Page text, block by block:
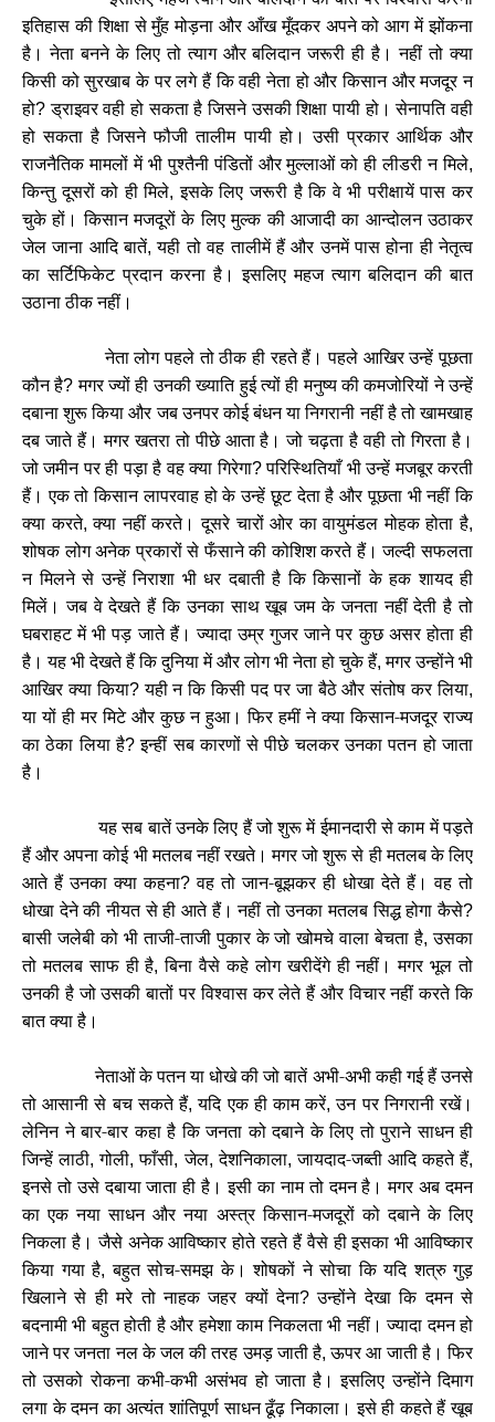
इतिहास की शिक्षा से मुँह मोड़ना और आँख मूँदकर अपने को आग में झोंकना
है। नेता बनने के लिए तो त्याग और बलिदान जरूरी ही है। नहीं तो क्या
किसी को सुरखाब के पर लगे हैं कि वही नेता हो और किसान और मजदूर न
हो?ड्राइवर वही हो सकता है जिसने उसकी शिक्षा पायी हो। सेनापति वही
हो सकता है जिसने फौजी तालीम पायी हो। उसी प्रकार आर्थिक और
राजनैतिक मामलों में भी पुश्तैनी पंडितों और मुल्लाओं को ही लीडरी न मिले,
किन्तु दूसरों को ही मिले,इसके लिए जरूरी है कि वे भी परीक्षायें पास कर
चुके हों। किसान मजदूरों के लिए मुल्क की आजादी का आन्दोलन उठाकर
जेल जाना आदि बातें,यही तो वह तालीमें हैं और उनमें पास होना ही नेतृत्व
का सर्टिफिकेट प्रदान करना है। इसलिए महज त्याग बलिदान की बात
उठाना ठीक नहीं।
नेता लोग पहले तो ठीक ही रहते हैं। पहले आखिर उन्हें पूछता
कौन है?मगर ज्यों ही उनकी ख्याति हुई त्यों ही मनुष्य की कमजोरियों ने उन्हें
दबाना शुरू किया और जब उनपर कोई बंधन या निगरानी नहीं है तो खामखाह
दब जाते हैं। मगर खतरा तो पीछे आता है। जो चढ़ता है वही तो गिरता है।
जो जमीन पर ही पड़ा है वह क्या गिरेगा?परिस्थितियाँ भी उन्हें मजबूर करती
हैं। एक तो किसान लापरवाह हो के उन्हें छूट देता है और पूछता भी नहीं कि
क्या करते,क्या नहीं करते। दूसरे चारों ओर का वायुमंडल मोहक होता है,
शोषक लोग अनेक प्रकारों से फँसाने की कोशिश करते हैं। जल्दी सफलता
न मिलने से उन्हें निराशा भी धर दबाती है कि किसानों के हक शायद ही
मिलें। जब वे देखते हैं कि उनका साथ खूब जम के जनता नहीं देती है तो
घबराहट में भी पड़ जाते हैं। ज्यादा उम्र गुजर जाने पर कुछ असर होता ही
है। यह भी देखते हैं कि दुनिया में और लोग भी नेता हो चुके हैं,मगर उन्होंने भी
आखिर क्या किया?यही न कि किसी पद पर जा बैठे और संतोष कर लिया,
या यों ही मर मिटे और कुछ न हुआ। फिर हमीं ने क्या किसान-मजदूर राज्य
का ठेका लिया है?इन्हीं सब कारणों से पीछे चलकर उनका पतन हो जाता
है।
यह सब बातें उनके लिए हैं जो शुरू में ईमानदारी से काम में पड़ते
हैं और अपना कोई भी मतलब नहीं रखते। मगर जो शुरू से ही मतलब के लिए
आते हैं उनका क्या कहना?वह तो जान-बूझकर ही धोखा देते हैं। वह तो
धोखा देने की नीयत से ही आते हैं। नहीं तो उनका मतलब सिद्ध होगा कैसे?
बासी जलेबी को भी ताजी-ताजी पुकार के जो खोमचे वाला बेचता है,उसका
तो मतलब साफ ही है,बिना वैसे कहे लोग खरीदेंगे ही नहीं। मगर भूल तो
उनकी है जो उसकी बातों पर विश्वास कर लेते हैं और विचार नहीं करते कि
बात क्या है।
नेताओं के पतन या धोखे की जो बातें अभी-अभी कही गई हैं उनसे
तो आसानी से बच सकते हैं,यदि एक ही काम करें,उन पर निगरानी रखें।
लेनिन ने बार-बार कहा है कि जनता को दबाने के लिए तो पुराने साधन ही
जिन्हें लाठी,गोली,फाँसी,जेल,देशनिकाला,जायदाद-जब्ती आदि कहते हैं,
इनसे तो उसे दबाया जाता ही है। इसी का नाम तो दमन है। मगर अब दमन
का एक नया साधन और नया अस्त्र किसान-मजदूरों को दबाने के लिए
निकला है। जैसे अनेक आविष्कार होते रहते हैं वैसे ही इसका भी आविष्कार
किया गया है,बहुत सोच-समझ के। शोषकों ने सोचा कि यदि शत्रु गुड़
खिलाने से ही मरे तो नाहक जहर क्यों देना?उन्होंने देखा कि दमन से
बदनामी भी बहुत होती है और हमेशा काम निकलता भी नहीं। ज्यादा दमन हो
जाने पर जनता नल के जल की तरह उमड़ जाती है,ऊपर आ जाती है। फिर
तो उसको रोकना कभी-कभी असंभव हो जाता है। इसलिए उन्होंने दिमाग
लगा के दमन का अत्यंत शांतिपूर्ण साधन ढूँढ़ निकाला। इसे ही कहते हैं खूब